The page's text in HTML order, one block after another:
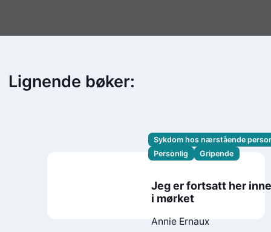
Lignende bøker:
Sykdom hos nærstående
Personlig
Gripende
Jeg er fortsatt her
i mørket
Annie Ernaux